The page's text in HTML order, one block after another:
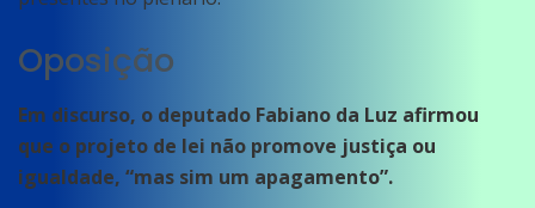
Oposição
Em discurso, o deputado Fabiano da Luz afirmou
que o projeto de lei não promove justiça ou
igualdade, “mas sim um apagamento”.